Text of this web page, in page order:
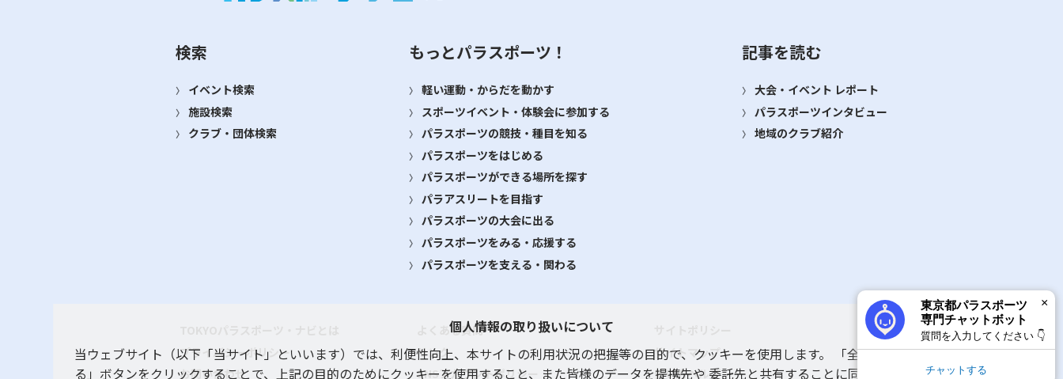
検索
イベント検索
施設検索
クラブ・団体検索
もっとパラスポーツ！
軽い運動・からだを動かす
スポーツイベント・体験会に参加する
パラスポーツの競技・種目を知る
パラスポーツをはじめる
パラスポーツができる場所を探す
パラアスリートを目指す
パラスポーツの大会に出る
パラスポーツをみる・応援する
パラスポーツを支える・関わる
記事を読む
大会・イベント レポート
パラスポーツインタビュー
地域のクラブ紹介
よくある質問
プライバシーポリシー
リンク
サイトマップ
お問い合わせ
SNSアカウントポリシー 使い方ヘルプ
個人情報の取り扱いについて
当ウェブサイト（以下「当サイト」といいます）では、利便性向上、本サイトの利用状況の把握等の目的で、クッキーを使用します。 「全てのクッキーを許可す
る」ボタンをクリックすることで、上記の目的のためにクッキーを使用すること、また皆様のデータを提携先や 委託先と共有することに同意いただいたものとみ
東京都パラスポーツ
専門チャットボット
質問を入力してください 👇
チャットする
×